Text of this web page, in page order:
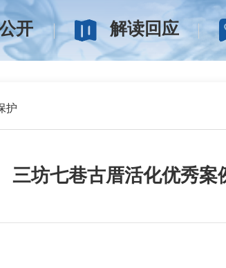
开 解读回应
护
三坊七巷古厝活化优秀案